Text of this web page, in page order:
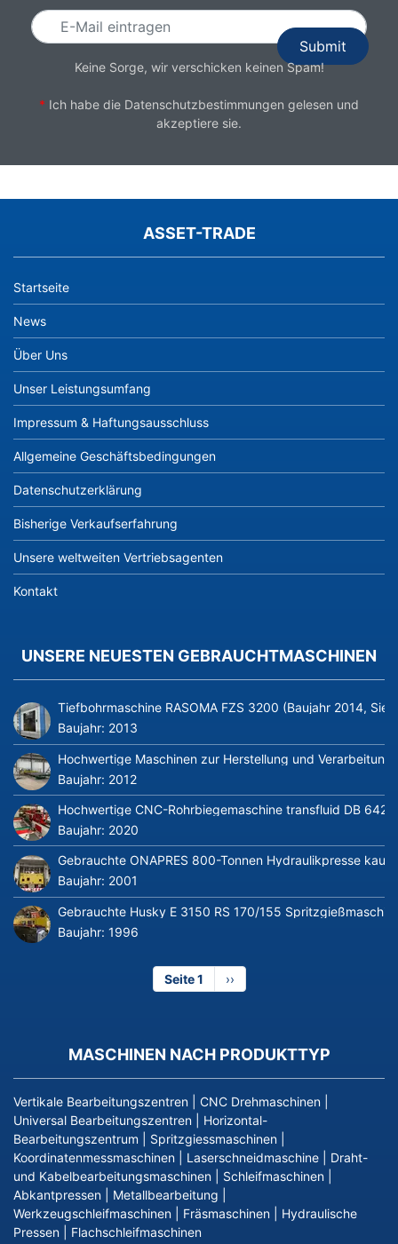
Keine Sorge, wir verschicken keinen Spam!
* Ich habe die Datenschutzbestimmungen gelesen und
akzeptiere sie.
ASSET-TRADE
Startseite
News
Über Uns
Unser Leistungsumfang
Impressum & Haftungsausschluss
Allgemeine Geschäftsbedingungen
Datenschutzerklärung
Bisherige Verkaufserfahrung
Unsere weltweiten Vertriebsagenten
Kontakt
UNSERE NEUESTEN GEBRAUCHTMASCHINEN
Tiefbohrmaschine RASOMA FZS 3200 (Baujahr 2014,
Baujahr: 2013
Hochwertige Maschinen zur Herstellung und
Baujahr: 2012
Hochwertige CNC-Rohrbiegemaschine transfluid DB
Baujahr: 2020
Gebrauchte ONAPRES 800-Tonnen Hydraulikpresse
Baujahr: 2001
Gebrauchte Husky E 3150 RS 170/155
Baujahr: 1996
Seite 1
Nächste
Seite
››
MASCHINEN NACH PRODUKTTYP
Vertikale Bearbeitungszentren CNC Drehmaschinen
Universal Bearbeitungszentren
Horizontal-
Bearbeitungszentrum
Spritzgiessmaschinen
Koordinatenmessmaschinen
Laserschneidmaschine
Draht-
und Kabelbearbeitungsmaschinen
Schleifmaschinen
Abkantpressen
Metallbearbeitung
Werkzeugschleifmaschinen
Fräsmaschinen
Hydraulische
Pressen
Flachschleifmaschinen